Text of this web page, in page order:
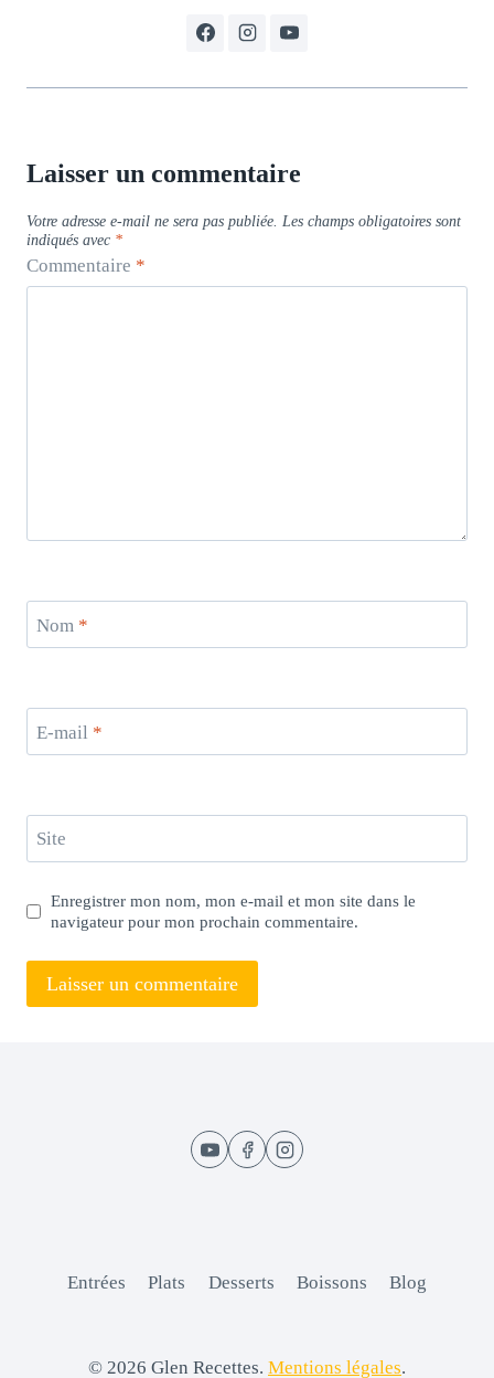
Laisser un commentaire
Votre adresse e-mail ne sera pas publiée. Les champs obligatoires sont
indiqués avec *
Commentaire *
Nom *
E-mail *
Site
Enregistrer mon nom, mon e-mail et mon site dans le
navigateur pour mon prochain commentaire.
Entrées Plats Desserts Boissons Blog
© 2026 Glen Recettes. Mentions légales.